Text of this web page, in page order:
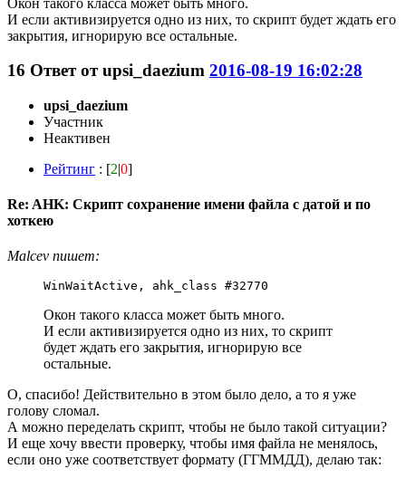
И если активизируется одно из них, то скрипт будет ждать его
закрытия, игнорирую все остальные.
16 Ответ отupsi_daezium 2016-08-19 16:02:28
upsi_daezium
Участник
Неактивен
Рейтинг : [2|0]
Re: AHK: Скрипт сохранение имени файла с датой и по
хоткею
Malcev пишет:
WinWaitActive, ahk_class #32770
Окон такого класса может быть много.
И если активизируется одно из них, то скрипт
будет ждать его закрытия, игнорирую все
остальные.
О, спасибо! Действительно в этом было дело, а то я уже
голову сломал.
А можно переделать скрипт, чтобы не было такой ситуации?
И еще хочу ввести проверку, чтобы имя файла не менялось,
если оно уже соответствует формату (ГГММДД), делаю так: